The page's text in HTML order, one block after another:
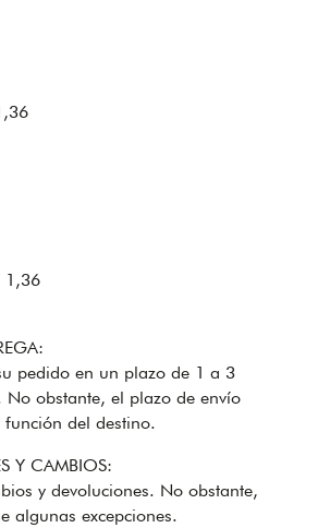
1,36
pedido en un plazo de 1 a 3
obstante, el plazo de envío
del destino.
Y CAMBIOS:
y devoluciones. No obstante,
algunas excepciones.